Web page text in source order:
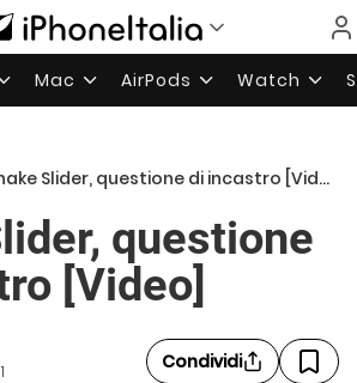
Mac AirPods Watch
Slider, questione di incastro [Video]
questione
[Video]
Condividi